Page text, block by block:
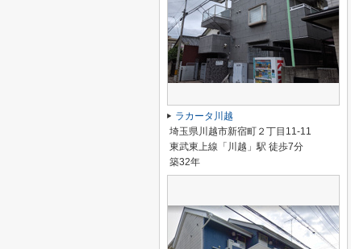
ラカータ川越
埼玉県川越市新宿町２丁目11-11
東武東上線「川越」駅 徒歩7分
築32年